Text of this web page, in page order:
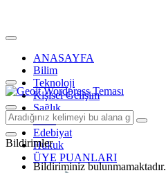
ANASAYFA
Bilim
Teknoloji
Kişisel Gelişim
Sağlık
Tarih
Edebiyat
Hukuk
ÜYE PUANLARI
Bildirimler
Bildiriminiz bulunmamaktadır.